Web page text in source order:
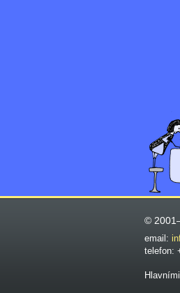
©
email:
telefon: